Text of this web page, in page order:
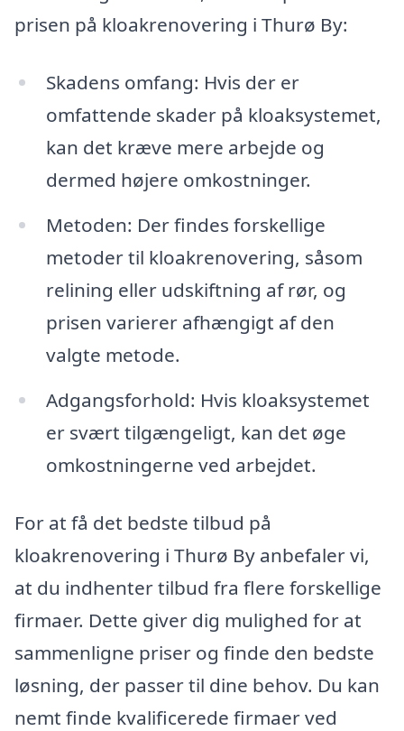
prisen på kloakrenovering i Thurø By:
Skadens omfang: Hvis der er
omfattende skader på kloaksystemet,
kan det kræve mere arbejde og
dermed højere omkostninger.
Metoden: Der findes forskellige
metoder til kloakrenovering, såsom
relining eller udskiftning af rør, og
prisen varierer afhængigt af den
valgte metode.
Adgangsforhold: Hvis kloaksystemet
er svært tilgængeligt, kan det øge
omkostningerne ved arbejdet.
For at få det bedste tilbud på
kloakrenovering i Thurø By anbefaler vi,
at du indhenter tilbud fra flere forskellige
firmaer. Dette giver dig mulighed for at
sammenligne priser og finde den bedste
løsning, der passer til dine behov. Du kan
nemt finde kvalificerede firmaer ved